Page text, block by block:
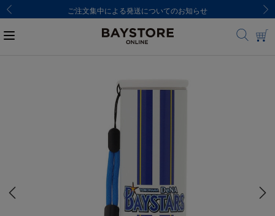
ご注文集中による発送についてのお知らせ